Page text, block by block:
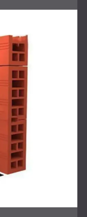
aus der
umfasste lautes
präsent und
Lärmpegel nicht
als auch
eines
aller Oberflächen
nutzbaren Raum
musste zudem
gleichzeitig die